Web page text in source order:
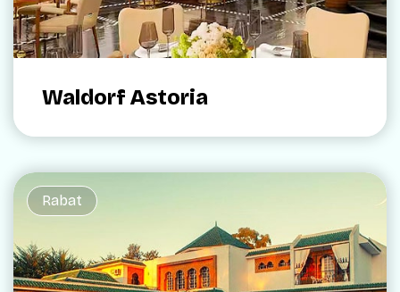
Waldorf Astoria
Rabat